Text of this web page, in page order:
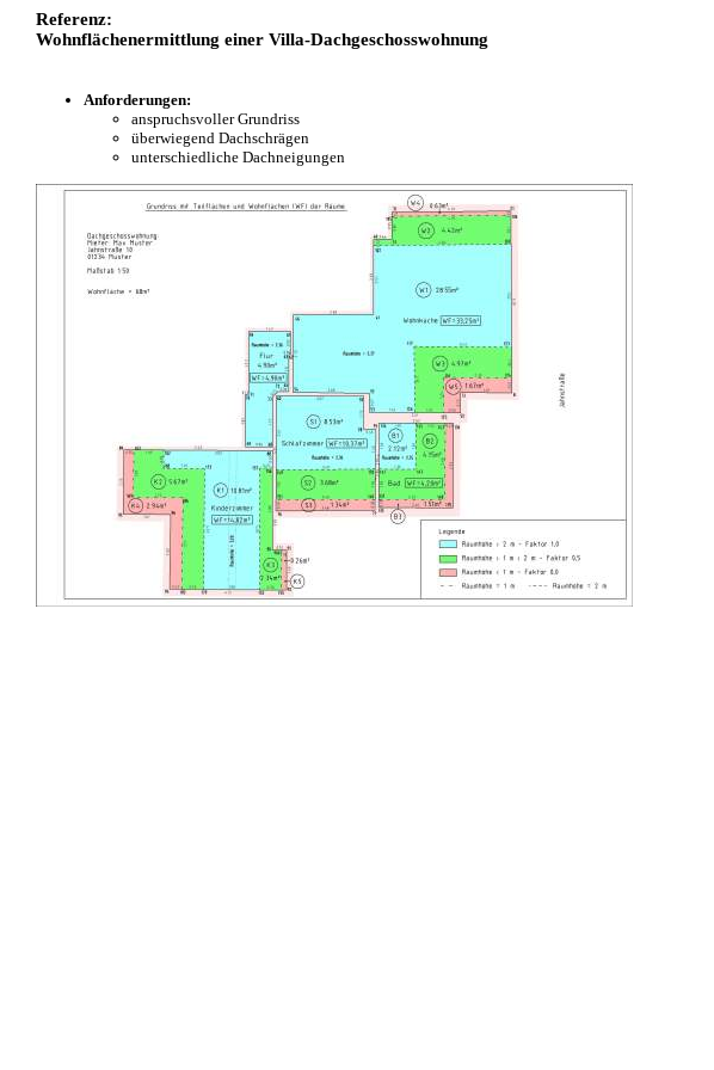
Referenz:
Wohnflächenermittlung einer Villa-Dachgeschosswohnung
Anforderungen:
anspruchsvoller Grundriss
überwiegend Dachschrägen
unterschiedliche Dachneigungen